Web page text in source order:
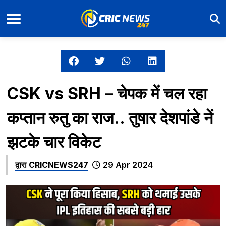
CSK vs SRH – चेपक में चल रहा
कप्तान रुतु का राज.. तुषार देशपांडे नें
झटके चार विकेट
द्वारा CRICNEWS247 29 Apr 2024